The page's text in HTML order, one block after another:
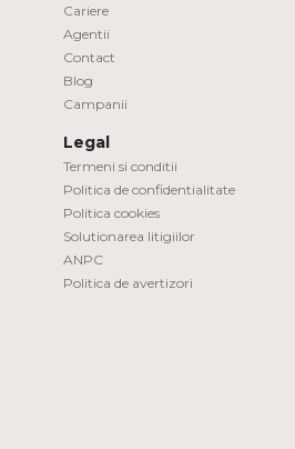
Cariere
Agentii
Contact
Blog
Campanii
Legal
Termeni si conditii
Politica de confidentialitate
Politica cookies
Solutionarea litigiilor
ANPC
Politica de avertizori